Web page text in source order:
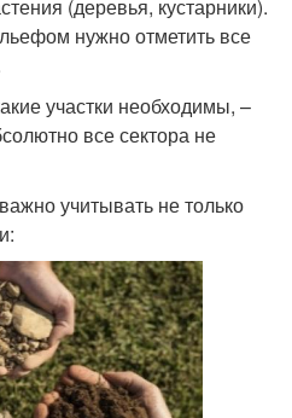
(деревья, кустарники).
нужно отметить все
участки необходимы, –
все сектора не
учитывать не только